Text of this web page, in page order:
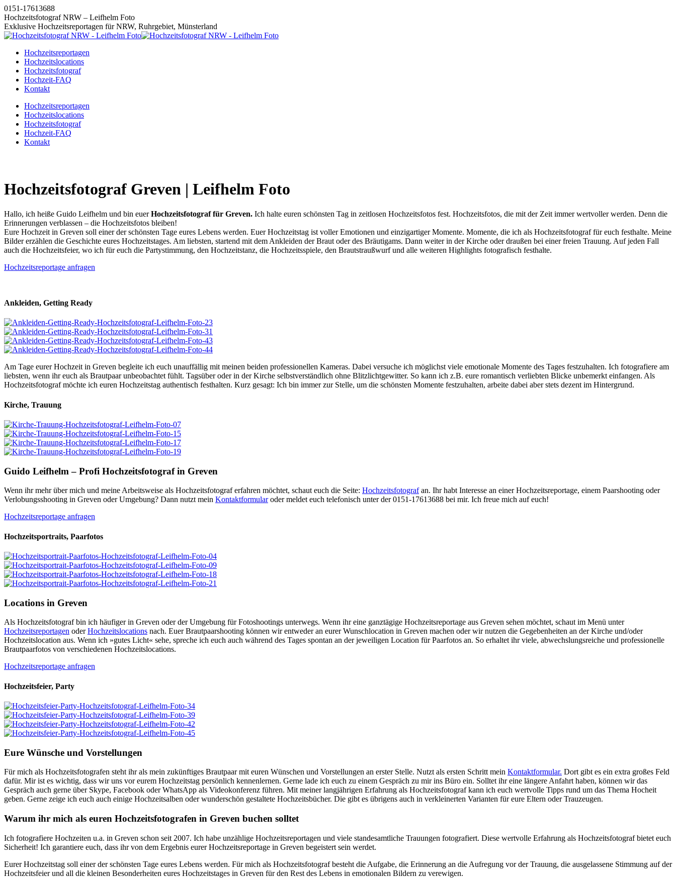
Zum
Inhalt
springen
0151-17613688
Hochzeitsfotograf NRW – Leifhelm Foto
Exklusive Hochzeitsreportagen für NRW, Ruhrgebiet, Münsterland
Hochzeitsreportagen
Hochzeitslocations
Hochzeitsfotograf
Hochzeit-FAQ
Kontakt
Instagram
page
opens
new
Facebook
page
opens
new
Pinterest
page
opens
new
page
opens
new
Hochzeitsreportagen
Hochzeitslocations
Hochzeitsfotograf
Hochzeit-FAQ
Kontakt
Hochzeitsfotograf Greven | Leifhelm Foto
Hallo, ich heiße Guido Leifhelm und bin euerHochzeitsfotograf für Greven. Ich halte euren schönsten Tag in zeitlosen Hochzeitsfotos fest. Hochzeitsfotos, die mit der Zeit immer wertvoller werden. Denn die
Erinnerungen verblassen – die Hochzeitsfotos bleiben!
Eure Hochzeit in Greven soll einer der schönsten Tage eures Lebens werden. Euer Hochzeitstag ist voller Emotionen und einzigartiger Momente. Momente, die ich als Hochzeitsfotograf für euch festhalte. Meine
Bilder erzählen die Geschichte eures Hochzeitstages. Am liebsten, startend mit dem Ankleiden der Braut oder des Bräutigams. Dann weiter in der Kirche oder draußen bei einer freien Trauung. Auf jeden Fall
auch die Hochzeitsfeier, wo ich für euch die Partystimmung, den Hochzeitstanz, die Hochzeitsspiele, den Brautstraußwurf und alle weiteren Highlights fotografisch festhalte.
Hochzeitsreportage anfragen
Ankleiden, Getting Ready
Am Tage eurer Hochzeit in Greven begleite ich euch unauffällig mit meinen beiden professionellen Kameras. Dabei versuche ich möglichst viele emotionale Momente des Tages festzuhalten. Ich fotografiere am
liebsten, wenn ihr euch als Brautpaar unbeobachtet fühlt. Tagsüber oder in der Kirche selbstverständlich ohne Blitzlichtgewitter. So kann ich z.B. eure romantisch verliebten Blicke unbemerkt einfangen. Als
Hochzeitsfotograf möchte ich euren Hochzeitstag authentisch festhalten. Kurz gesagt: Ich bin immer zur Stelle, um die schönsten Momente festzuhalten, arbeite dabei aber stets dezent im Hintergrund.
Kirche, Trauung
Guido Leifhelm – Profi Hochzeitsfotograf in Greven
Wenn ihr mehr über mich und meine Arbeitsweise als Hochzeitsfotograf erfahren möchtet, schaut euch die Seite: Hochzeitsfotografan. Ihr habt Interesse an einer Hochzeitsreportage, einem Paarshooting oder
Verlobungsshooting in Greven oder Umgebung? Dann nutzt mein Kontaktformularoder meldet euch telefonisch unter der 0151-17613688 bei mir. Ich freue mich auf euch!
Hochzeitsreportage anfragen
Hochzeitsportraits, Paarfotos
Locations in Greven
Als Hochzeitsfotograf bin ich häufiger in Greven oder der Umgebung für Fotoshootings unterwegs. Wenn ihr eine ganztägige Hochzeitsreportage aus Greven sehen möchtet, schaut im Menü unter
Hochzeitsreportagen oderHochzeitslocations nach. Euer Brautpaarshooting können wir entweder an eurer Wunschlocation in Greven machen oder wir nutzen die Gegebenheiten an der Kirche und/oder
Hochzeitslocation aus. Wenn ich »gutes Licht« sehe, spreche ich euch auch während des Tages spontan an der jeweiligen Location für Paarfotos an. So erhaltet ihr viele, abwechslungsreiche und professionelle
Brautpaarfotos von verschiedenen Hochzeitslocations.
Hochzeitsreportage anfragen
Hochzeitsfeier, Party
Eure Wünsche und Vorstellungen
Für mich als Hochzeitsfotografen steht ihr als mein zukünftiges Brautpaar mit euren Wünschen und Vorstellungen an erster Stelle. Nutzt als ersten Schritt mein Kontaktformular. Dort gibt es ein extra großes Feld
dafür. Mir ist es wichtig, dass wir uns vor eurem Hochzeitstag persönlich kennenlernen. Gerne lade ich euch zu einem Gespräch zu mir ins Büro ein. Solltet ihr eine längere Anfahrt haben, können wir das
Gespräch auch gerne über Skype, Facebook oder WhatsApp als Videokonferenz führen. Mit meiner langjährigen Erfahrung als Hochzeitsfotograf kann ich euch wertvolle Tipps rund um das Thema Hocheit
geben. Gerne zeige ich euch auch einige Hochzeitsalben oder wunderschön gestaltete Hochzeitsbücher. Die gibt es übrigens auch in verkleinerten Varianten für eure Eltern oder Trauzeugen.
Warum ihr mich als euren Hochzeitsfotografen in Greven buchen solltet
Ich fotografiere Hochzeiten u.a. in Greven schon seit 2007. Ich habe unzählige Hochzeitsreportagen und viele standesamtliche Trauungen fotografiert. Diese wertvolle Erfahrung als Hochzeitsfotograf bietet euch
Sicherheit! Ich garantiere euch, dass ihr von dem Ergebnis eurer Hochzeitsreportage in Greven begeistert sein werdet.
Eurer Hochzeitstag soll einer der schönsten Tage eures Lebens werden. Für mich als Hochzeitsfotograf besteht die Aufgabe, die Erinnerung an die Aufregung vor der Trauung, die ausgelassene Stimmung auf der
Hochzeitsfeier und all die kleinen Besonderheiten eures Hochzeitstages in Greven für den Rest des Lebens in emotionalen Bildern zu verewigen.